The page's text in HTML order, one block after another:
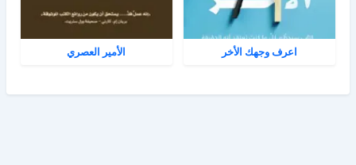
اعرف وجهك الأخر الأمير العصري